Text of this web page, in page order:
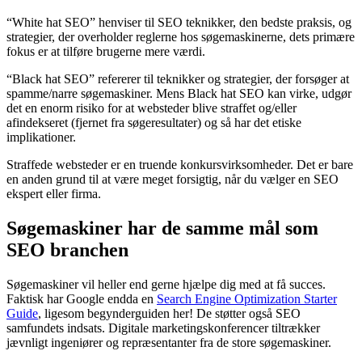
“White hat SEO” henviser til SEO teknikker, den bedste praksis, og
strategier, der overholder reglerne hos søgemaskinerne, dets primære
fokus er at tilføre brugerne mere værdi.
“Black hat SEO” refererer til teknikker og strategier, der forsøger at
spamme/narre søgemaskiner. Mens Black hat SEO kan virke, udgør
det en enorm risiko for at websteder blive straffet og/eller
afindekseret (fjernet fra søgeresultater) og så har det etiske
implikationer.
Straffede websteder er en truende konkursvirksomheder. Det er bare
en anden grund til at være meget forsigtig, når du vælger en SEO
ekspert eller firma.
Søgemaskiner har de samme mål som
SEO branchen
Søgemaskiner vil heller end gerne hjælpe dig med at få succes.
Faktisk har Google endda en Search Engine Optimization Starter
Guide, ligesom begynderguiden her! De støtter også SEO
samfundets indsats. Digitale marketingskonferencer tiltrækker
jævnligt ingeniører og repræsentanter fra de store søgemaskiner.